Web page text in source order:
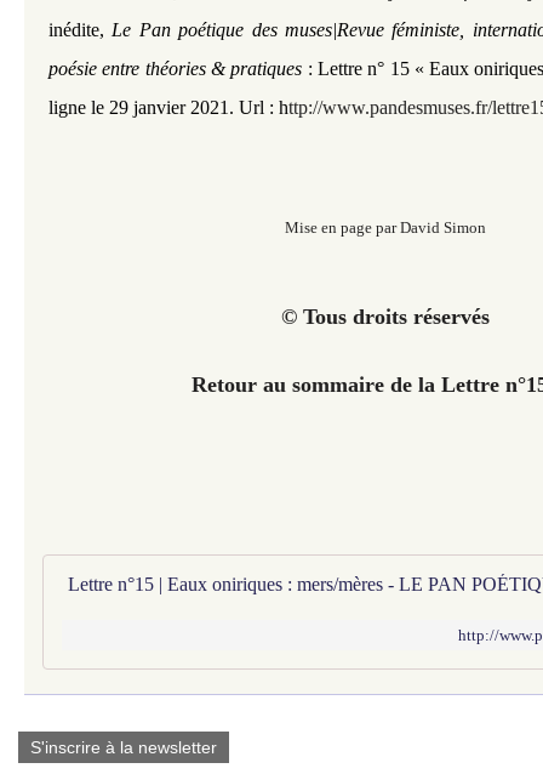
inédite, Le Pan poétique des muses|Revue féministe,
poésie entre théories & pratiques : Lettre n° 15 « Eaux
ligne le 29 janvier 2021. Url : http://www.pandesmuses.fr/
Mise en page par David Simon
© Tous droits réservés
Retour au sommaire de la Lettre
Lettre n°15 | Eaux oniriques : mers/mères - LE PAN
http://
S'inscrire à la newsletter